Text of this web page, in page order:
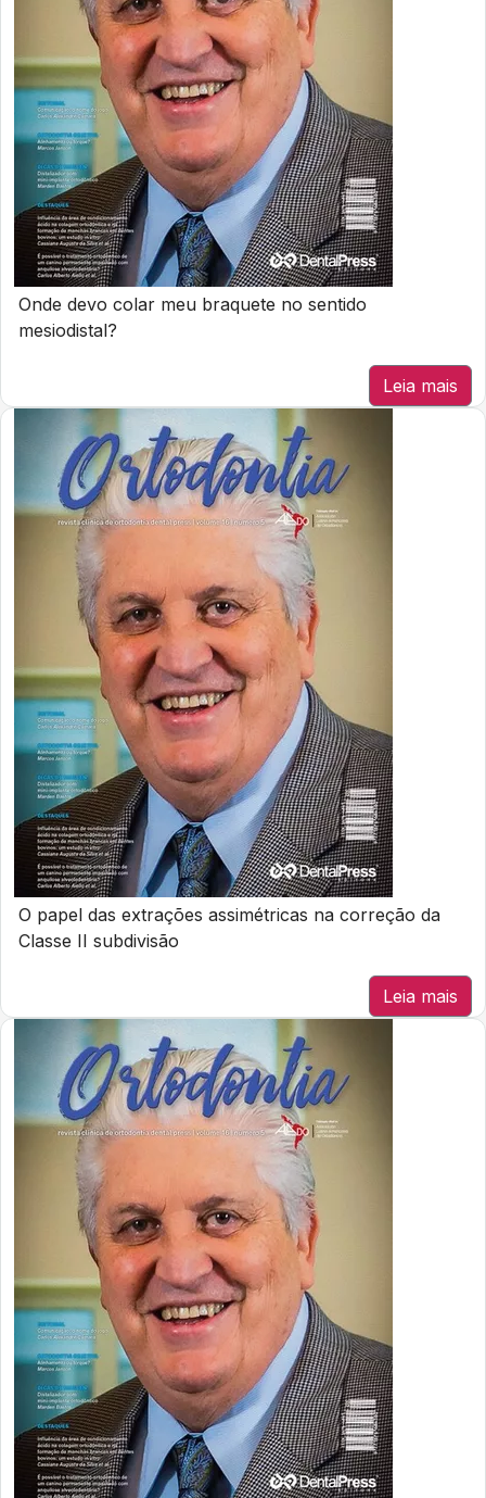
Onde devo colar meu braquete no sentido
mesiodistal?
Leia mais
O papel das extrações assimétricas na correção da
Classe II subdivisão
Leia mais